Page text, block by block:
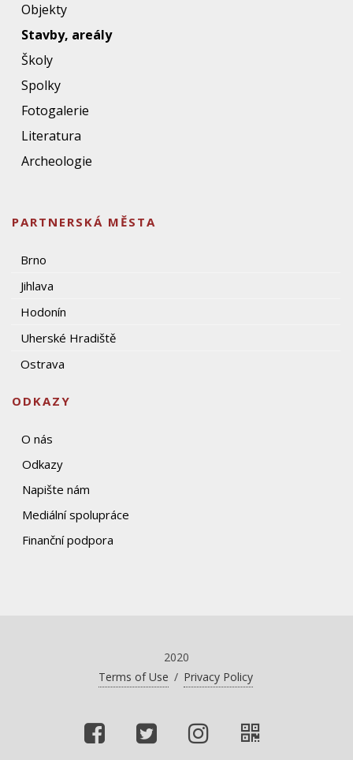
Objekty
Stavby, areály
Školy
Spolky
Fotogalerie
Literatura
Archeologie
PARTNERSKÁ MĚSTA
Brno
Jihlava
Hodonín
Uherské Hradiště
Ostrava
ODKAZY
O nás
Odkazy
Napište nám
Mediální spolupráce
Finanční podpora
2020
Terms of Use / Privacy Policy